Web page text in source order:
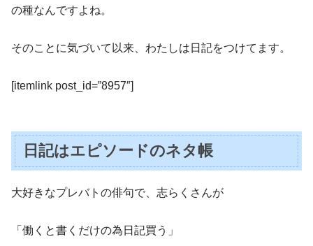
の種なんですよね。
そのことに気づいて以来、わたしは日記をつけてます。
[itemlink post_id=”8957″]
日記はエピソードのネタ帳
大好きなプレバトの俳句で、志らくさんが
「働くと書くだけの為日記買う」